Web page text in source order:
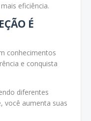
eficiência.
É
conhecimentos
e conquista
diferentes
você aumenta suas